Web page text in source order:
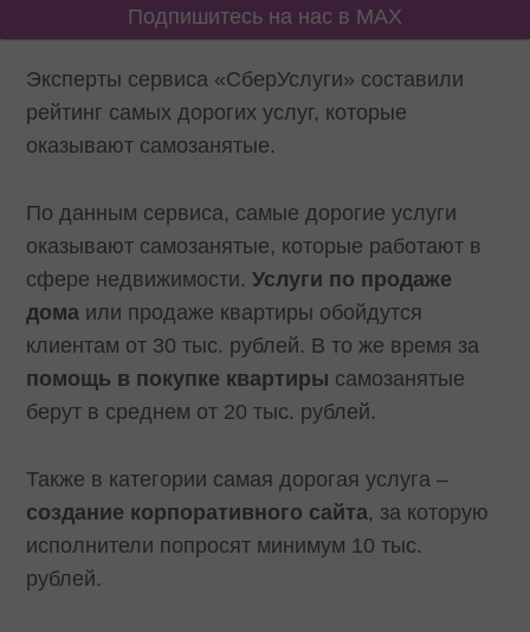
Подпишитесь на нас в MAX
Эксперты сервиса «СберУслуги» составили
рейтинг самых дорогих услуг, которые
оказывают самозанятые.
По данным сервиса, самые дорогие услуги
оказывают самозанятые, которые работают в
сфере недвижимости.Услуги по продаже
дома или продаже квартиры обойдутся
клиентам от 30 тыс. рублей. В то же время за
помощь в покупке квартиры самозанятые
берут в среднем от 20 тыс. рублей.
Также в категории самая дорогая услуга –
создание корпоративного сайта, за которую
исполнители попросят минимум 10 тыс.
рублей.